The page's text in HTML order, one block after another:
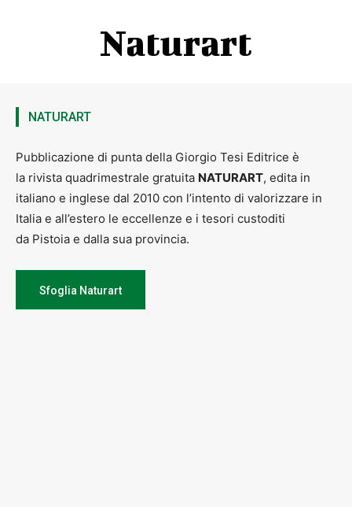
Naturart
NATURART
Pubblicazione di punta della Giorgio Tesi Editrice è
la rivista quadrimestrale gratuita NATURART, edita in
italiano e inglese dal 2010 con l’intento di valorizzare in
Italia e all’estero le eccellenze e i tesori custoditi
da Pistoia e dalla sua provincia.
Sfoglia Naturart